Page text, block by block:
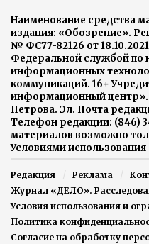
Наименование средства
издания: «Обозрение».
№ ФС77-82126 от
Федеральной службой по
информационных
коммуникаций. 16+
информационный центр».
Петрова. Эл. Почта
Телефон редакции: (846)
материалов возможно
Условиями использования
Редакция Реклама
Журнал «ДЕЛО».
Условия использования и
Политика
Согласие на обработку